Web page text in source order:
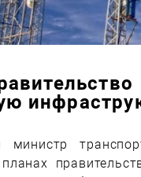
министр